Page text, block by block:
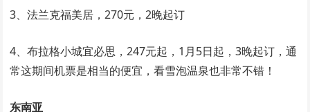
3、法兰克福美居，270元，2晚起订
4、布拉格小城宜必思，247元起，1月5日起，3晚起订，通
常这期间机票是相当的便宜，看雪泡温泉也非常不错！
东南亚